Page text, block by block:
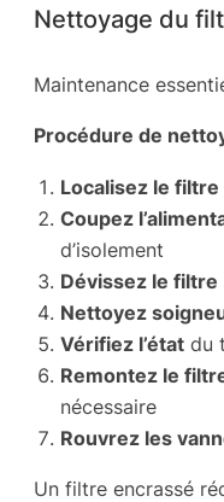
Nettoyage du
Maintenance
Procédure de
Localisez le filtre
Coupez
d’isolement
Dévissez le filtre
Nettoyez
Vérifiez l’état du
Remontez le
nécessaire
Rouvrez les
Un filtre encrassé